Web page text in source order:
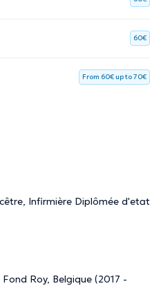
60€
From 60€ up to 70€
Infirmière Diplômée d'etat
Roy, Belgique (2017 -